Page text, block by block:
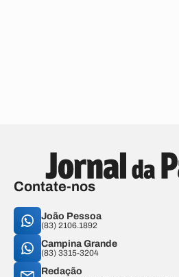
Contate-nos
João Pessoa
(83) 2106.1892
Campina Grande
(83) 3315-3204
Redação